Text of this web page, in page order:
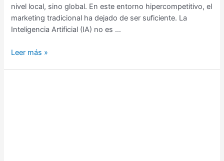
nivel local, sino global. En este entorno hipercompetitivo, el
marketing tradicional ha dejado de ser suficiente. La
Inteligencia Artificial (IA) no es …
Leer más »